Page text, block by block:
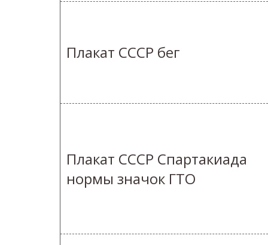
Плакат СССР бег
Плакат СССР Спартакиада
нормы значок ГТО